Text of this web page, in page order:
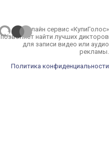
Онлайн сервис «КупиГолос»
позволяет найти лучших дикторов
для записи видео или аудио
рекламы.
Политика конфиденциальности